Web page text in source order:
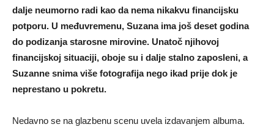
dalje neumorno radi kao da nema nikakvu financijsku
potporu. U međuvremenu, Suzana ima još deset godina
do podizanja starosne mirovine. Unatoč njihovoj
financijskoj situaciji, oboje su i dalje stalno zaposleni, a
Suzanne snima više fotografija nego ikad prije dok je
neprestano u pokretu.
Nedavno se na glazbenu scenu uvela izdavanjem albuma.